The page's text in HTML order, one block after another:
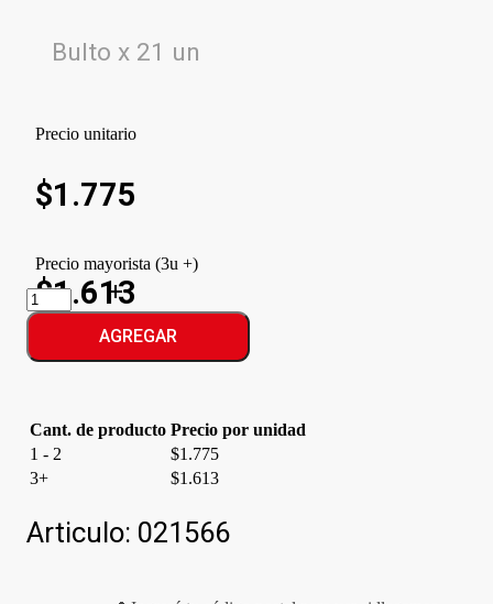
Bulto x 21 un
Precio unitario
$1.775
Precio mayorista (3u +)
$1.613
BLANCO&NEGRO
ALFAJOR
TRIPLE/BLANCO
AGREGAR
Cant. de producto Precio por unidad
1 - 2
$1.775
3+
$1.613
Articulo: 021566